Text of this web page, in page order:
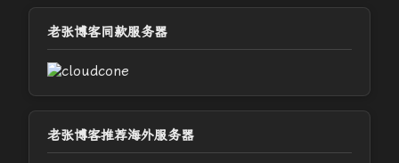
老张博客同款服务器
老张博客推荐海外服务器